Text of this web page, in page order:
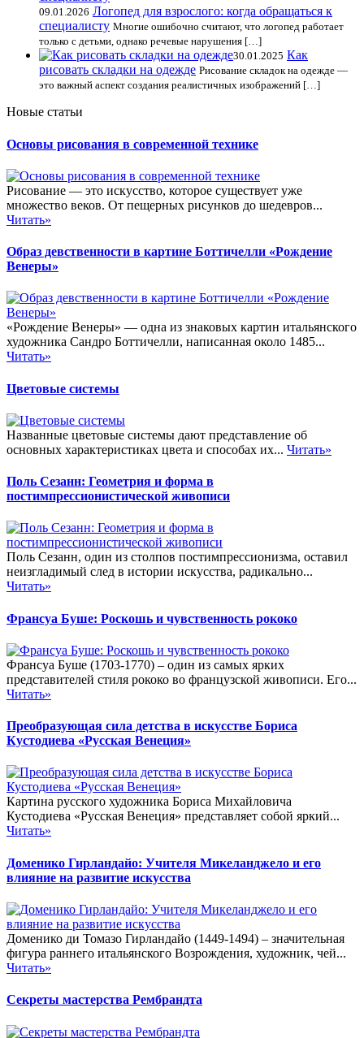
09.01.2026 Логопед для взрослого: когда обращаться к
специалисту Многие ошибочно считают, что логопед работает
только с детьми, однако речевые нарушения […]
30.01.2025 Как
рисовать складки на одежде Рисование складок на одежде —
это важный аспект создания реалистичных изображений […]
Новые статьи
Основы рисования в современной технике
Рисование — это искусство, которое существует уже
множество веков. От пещерных рисунков до шедевров...
Читать»
Образ девственности в картине Боттичелли «Рождение
Венеры»
«Рождение Венеры» — одна из знаковых картин итальянского
художника Сандро Боттичелли, написанная около 1485...
Читать»
Цветовые системы
Названные цветовые системы дают представление об
основных характеристиках цвета и способах их... Читать»
Поль Сезанн: Геометрия и форма в
постимпрессионистической живописи
Поль Сезанн, один из столпов постимпрессионизма, оставил
неизгладимый след в истории искусства, радикально...
Читать»
Франсуа Буше: Роскошь и чувственность рококо
Франсуа Буше (1703-1770) – один из самых ярких
представителей стиля рококо во французской живописи. Его...
Читать»
Преобразующая сила детства в искусстве Бориса
Кустодиева «Русская Венеция»
Картина русского художника Бориса Михайловича
Кустодиева «Русская Венеция» представляет собой яркий...
Читать»
Доменико Гирландайо: Учителя Микеланджело и его
влияние на развитие искусства
Доменико ди Томазо Гирландайо (1449-1494) – значительная
фигура раннего итальянского Возрождения, художник, чей...
Читать»
Секреты мастерства Рембрандта